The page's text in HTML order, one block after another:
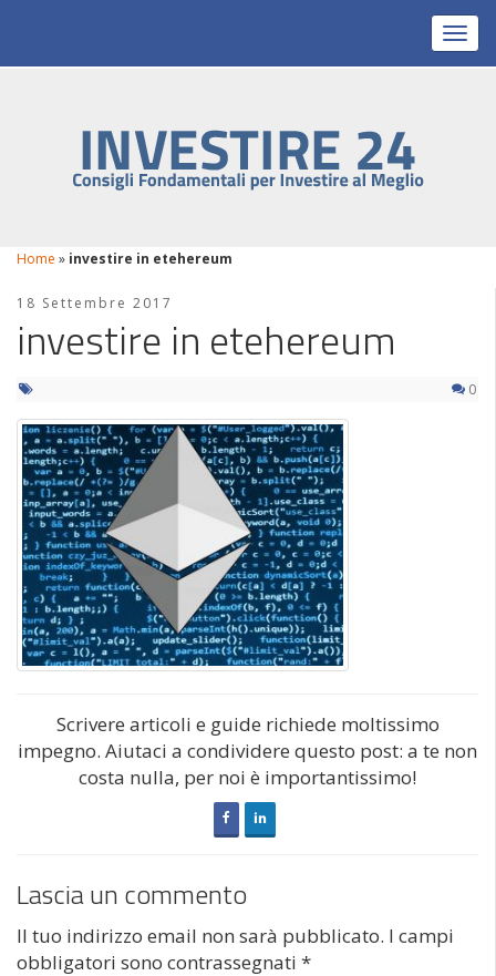
Home » investire in etehereum
18 Settembre 2017
investire in etehereum
0
Scrivere articoli e guide richiede moltissimo
impegno. Aiutaci a condividere questo post: a te non
costa nulla, per noi è importantissimo!
Lascia un commento
Il tuo indirizzo email non sarà pubblicato. I campi
obbligatori sono contrassegnati *